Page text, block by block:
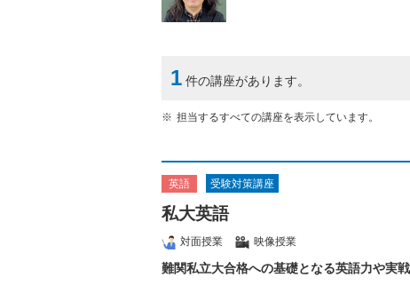
1 件の講座があります。
担当するすべての講座を表示しています。
英語 受験対策講座
私大英語
対面授業 映像授業
難関私立大合格への基礎となる英語力や実